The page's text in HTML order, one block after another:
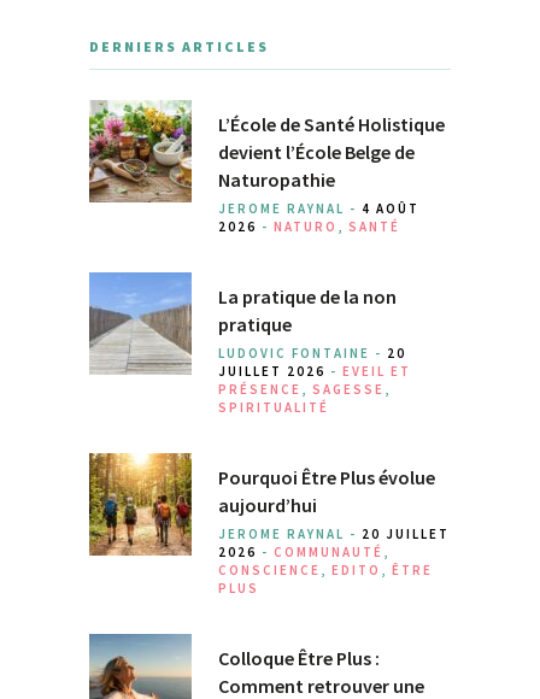
DERNIERS ARTICLES
L’École de Santé Holistique
devient l’École Belge de
Naturopathie
JEROME RAYNAL - 4 AOÛT
2026 - NATURO SANTÉ
La pratique de la non
pratique
LUDOVIC FONTAINE - 20
JUILLET 2026 - EVEIL ET
PRÉSENCE
SAGESSE
SPIRITUALITÉ
Pourquoi Être Plus évolue
aujourd’hui
JEROME RAYNAL - 20 JUILLET
2026 - COMMUNAUTÉ
CONSCIENCE
EDITO
ÊTRE
PLUS
Colloque Être Plus :
Comment retrouver une